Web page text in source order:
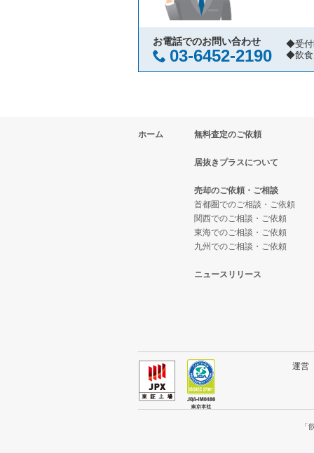
国立市の飲食店の居抜き売却物件
小金井市の飲食店の居抜き売却物
府中市の飲食店の居抜き売却物件
昭島市の飲食店の居抜き売却物件
稲城市の飲食店の居抜き売却物件
三鷹市の飲食店の居抜き売却物件
清瀬市の飲食店の居抜き売却物件
狛江市の飲食店の居抜き売却物件
西東京市の飲食店の居抜き売却物
日野市の飲食店の居抜き売却物件
東京都下の寿司の居抜き売却物件
東京都下の焼肉の居抜き売却物件
東京都下の鉄板焼き・お好み焼の
東京都下のカフェの居抜き売却物
東京都下のテイクアウトの居抜
東京都下のお弁当・惣菜・デリ
東京都下のカラオケ・パブ・ス
東京都下の和食の居抜き売却物件
東京都下の洋食の居抜き売却物件
東京都下のその他の居抜き売却物
お電話でのお問い合わせ
03-6452-2190
◆受付
◆飲食
ホーム 無料査定のご依頼
居抜きプラスについて
売却のご依頼・ご相談
首都圏でのご相談・ご依頼
関西でのご相談・ご依頼
東海でのご相談・ご依頼
九州でのご相談・ご依頼
ニュースリリース
運
「